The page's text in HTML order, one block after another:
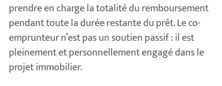
prendre en charge la totalité du remboursement
pendant toute la durée restante du prêt. Le co-
emprunteur n’est pas un soutien passif : il est
pleinement et personnellement engagé dans le
projet immobilier.